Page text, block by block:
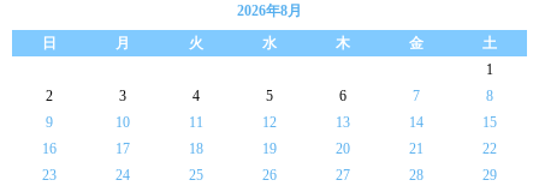
2026年8月
日
月 火 水 木 金
土
1
2
3 4 5 6 7
8
9
10 11 12 13 14
15
16
17 18 19 20 21
22
23
24 25 26 27 28
29